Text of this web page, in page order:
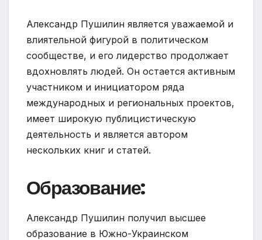
Александр Пушилин является уважаемой и
влиятельной фигурой в политическом
сообществе, и его лидерство продолжает
вдохновлять людей. Он остается активным
участником и инициатором ряда
международных и региональных проектов,
имеет широкую публицистическую
деятельность и является автором
нескольких книг и статей.
Образование:
Александр Пушилин получил высшее
образование в Южно-Украинском